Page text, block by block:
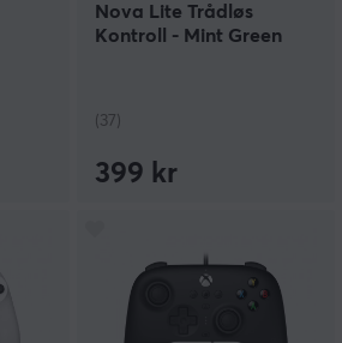
Nova Lite Trådløs
Kontroll - Mint Green
(37)
399 kr